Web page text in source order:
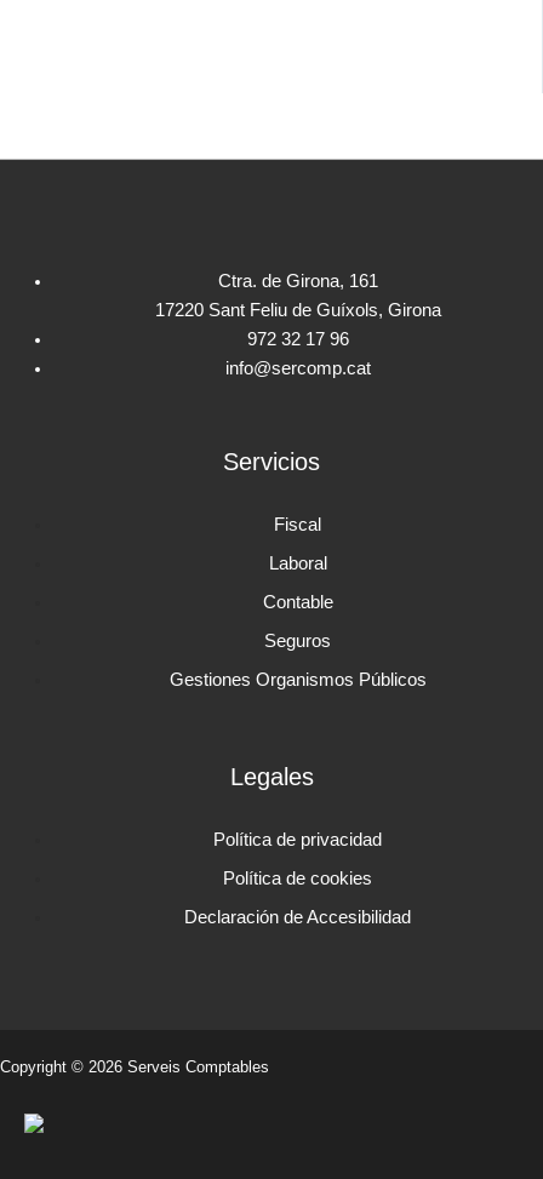
Ctra. de Girona, 161
17220 Sant Feliu de Guíxols, Girona
972 32 17 96
info@sercomp.cat
Servicios
Fiscal
Laboral
Contable
Seguros
Gestiones Organismos Públicos
Legales
Política de privacidad
Política de cookies
Declaración de Accesibilidad
Copyright © 2026 Serveis Comptables